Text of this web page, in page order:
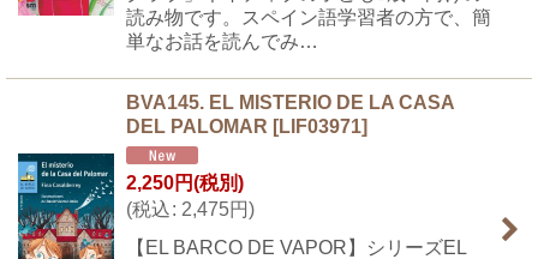
読み物です。スペイン語学習者の方で、簡
単なお話を読んでみ…
BVA145. EL MISTERIO DE LA CASA
DEL PALOMAR [LIF03971]
2,250円(税別)
(税込: 2,475円)
【EL BARCO DE VAPOR】シリーズEL